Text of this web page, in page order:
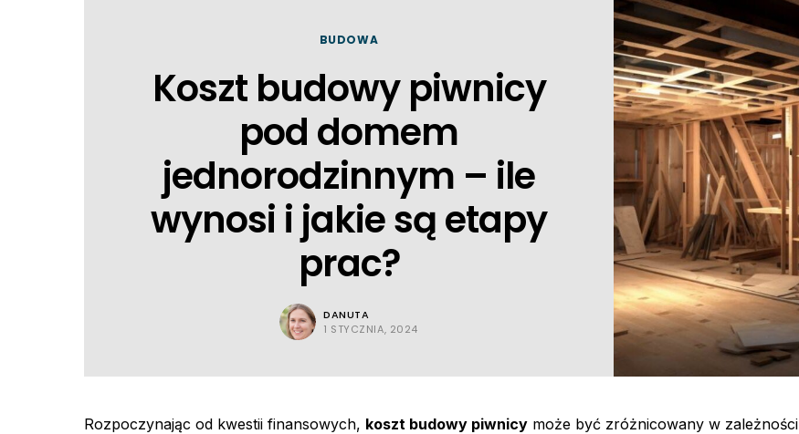
BUDOWA
Koszt budowy piwnicy
pod domem
jednorodzinnym – ile
wynosi i jakie są etapy
prac?
DANUTA
1 STYCZNIA, 2024
Rozpoczynając od kwestii finansowych, koszt budowy piwnicy może być zróżnicowany w zależności